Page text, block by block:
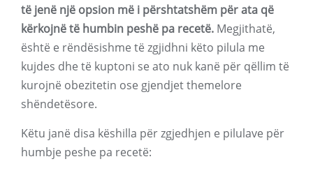
të jenë një opsion më i përshtatshëm për ata që
kërkojnë të humbin peshë pa recetë. Megjithatë,
është e rëndësishme të zgjidhni këto pilula me
kujdes dhe të kuptoni se ato nuk kanë për qëllim të
kurojnë obezitetin ose gjendjet themelore
shëndetësore.
Këtu janë disa këshilla për zgjedhjen e pilulave për
humbje peshe pa recetë: